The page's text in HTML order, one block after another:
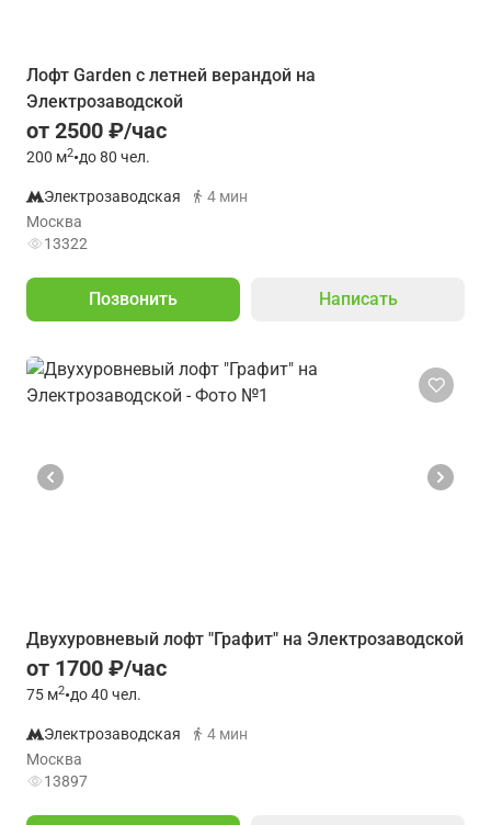
Лофт Garden с летней верандой на
Электрозаводской
от 2500 ₽/час
200 м2•до 80 чел.
Электрозаводская
4 мин
Москва
13322
Позвонить Написать
Двухуровневый лофт "Графит" на Электрозаводской
от 1700 ₽/час
75 м2•до 40 чел.
Электрозаводская
4 мин
Москва
13897